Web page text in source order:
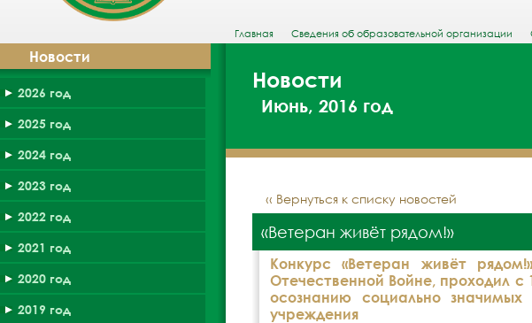
Главная Сведения об образовательной организации
Новости
2026 год
2025 год
2024 год
2023 год
2022 год
2021 год
2020 год
2019 год
Новости
Июнь, 2016 год
‹‹ Вернуться к списку новостей
«Ветеран живёт рядом!»
Конкурс «Ветеран живёт
Отечественной Войне, проходил
осознанию социально значимых
учреждения